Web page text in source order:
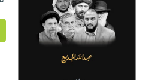
إختياراتنا
كتب
أكاديمية
صندوق
iKitab
أسئلة
يتكرر
طرحها
تحميل
المواضيع
الأكثر
تعليمية